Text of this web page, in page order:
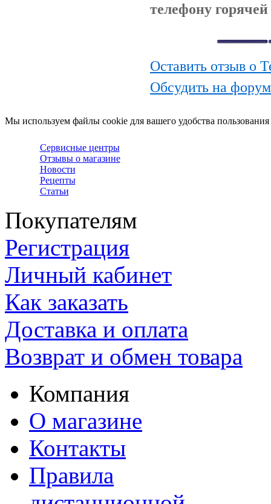
телефону
Оставить отзыв о
Обсудить на
Мы используем файлы cookie для вашего удобства
Сервисные центры
Отзывы о магазине
Новости
Рецепты
Статьи
Покупателям
Регистрация
Личный кабинет
Как заказать
Доставка и оплата
Возврат и обмен товара
Компания
О магазине
Контакты
Правила